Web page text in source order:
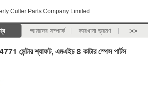
Cutter Parts Company Limited
আমাদের সম্পর্কে কারখানা ভ্রমণ >>
সেন্টার শ্যাফট, এমএইচ 8 কাটার স্পেস পার্টস